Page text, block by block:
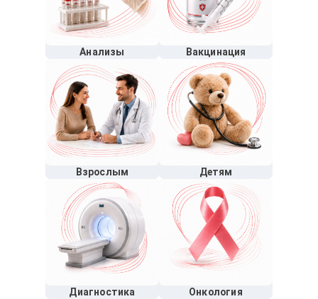
Анализы Вакцинация
Взрослым Детям
Диагностика Онкология